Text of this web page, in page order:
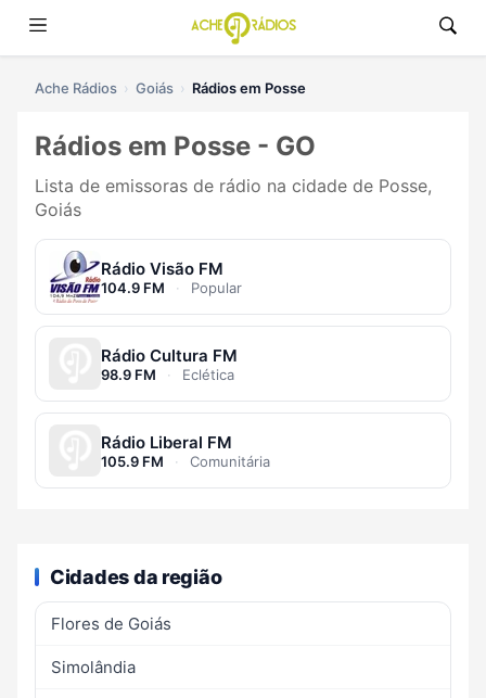
Ache Rádios Goiás Rádios em Posse
Rádios em Posse - GO
Lista de emissoras de rádio na cidade de Posse,
Goiás
Rádio Visão FM
104.9 FM · Popular
Rádio Cultura FM
98.9 FM · Eclética
Rádio Liberal FM
105.9 FM · Comunitária
Cidades da região
Flores de Goiás
Simolândia